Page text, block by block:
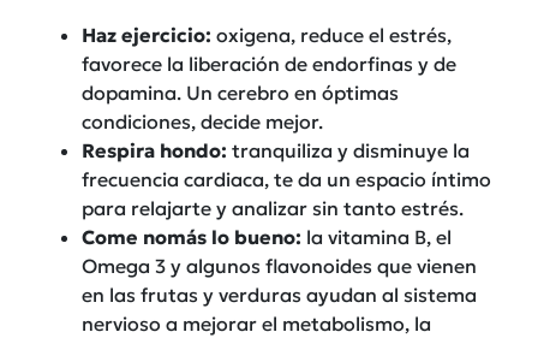
Haz ejercicio: oxigena, reduce el estrés,
favorece la liberación de endorfinas y de
dopamina. Un cerebro en óptimas
condiciones, decide mejor.
Respira hondo: tranquiliza y disminuye la
frecuencia cardiaca, te da un espacio íntimo
para relajarte y analizar sin tanto estrés.
Come nomás lo bueno: la vitamina B, el
Omega 3 y algunos flavonoides que vienen
en las frutas y verduras ayudan al sistema
nervioso a mejorar el metabolismo, la